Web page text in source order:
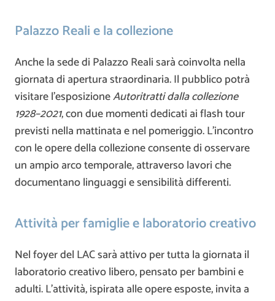
Palazzo Reali e la collezione
Anche la sede di Palazzo Reali sarà coinvolta nella
giornata di apertura straordinaria. Il pubblico potrà
visitare l’esposizioneAutoritratti dalla collezione
1928–2021, con due momenti dedicati ai flash tour
previsti nella mattinata e nel pomeriggio. L’incontro
con le opere della collezione consente di osservare
un ampio arco temporale, attraverso lavori che
documentano linguaggi e sensibilità differenti.
Attività per famiglie e laboratorio creativo
Nel foyer del LAC sarà attivo per tutta la giornata il
laboratorio creativo libero, pensato per bambini e
adulti. L’attività, ispirata alle opere esposte, invita a